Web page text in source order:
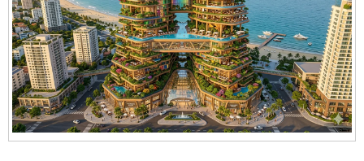
Cần thuê MBKD tại Phường Khương Đình
Cần thuê MBKD tại Phường Yên Sở
Cần thuê MBKD tại Phường Hoàng Liệt
Cần thuê MBKD tại Phường Định Công
Cần thuê MBKD tại Phường Tương Mai
Cần thuê MBKD tại Phường Vĩnh Hưng
Cần thuê MBKD tại Phường Lĩnh Nam
Cần thuê MBKD tại Phường Hồng Hà